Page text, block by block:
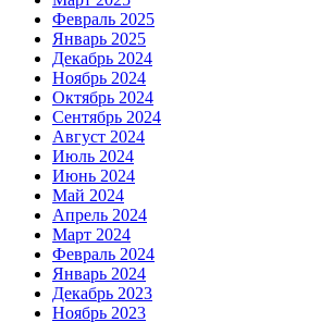
Февраль 2025
Январь 2025
Декабрь 2024
Ноябрь 2024
Октябрь 2024
Сентябрь 2024
Август 2024
Июль 2024
Июнь 2024
Май 2024
Апрель 2024
Март 2024
Февраль 2024
Январь 2024
Декабрь 2023
Ноябрь 2023